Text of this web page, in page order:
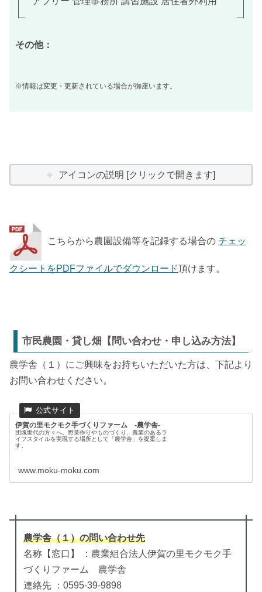
その他：
※情報は変更・更新されている場合が御座います。
アイコンの説明 [クリックで開きます]
こちらから農園設備等を記録する場合の チェッ
クシートをPDFファイルでダウンロード頂けます。
市民農園・貸し畑【問い合わせ・申し込み方法】
農学舎（１）にご興味をお持ちいただいた方は、下記より
お問い合わせください。
伊賀の里モクモク手づくりファーム -農学舎-
団塊世代の方々へ。野菜作りやものづくり、農業のあるラ
イフスタイルを実現する場所として「農学舎」を提案しま
す。
www.moku-moku.com
農学舎（１）の問い合わせ先
名称【窓口】 ：農業組合法人伊賀の里モクモク手
づくりファーム 農学舎
連絡先 ：0595-39-9898